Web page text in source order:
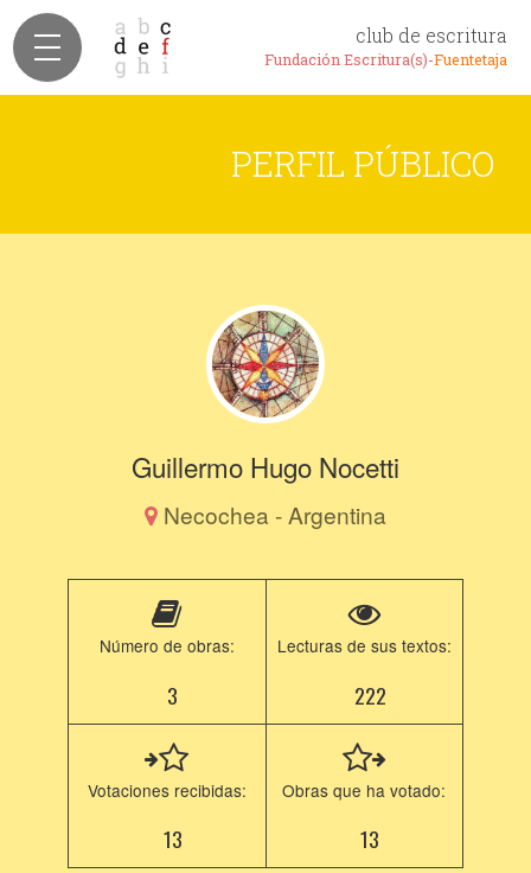
club de escritura
Fundación Escritura(s)-Fuentetaja
PERFIL PÚBLICO
Guillermo Hugo Nocetti
Necochea - Argentina
Número de obras:
3
Lecturas de sus textos:
222
Votaciones recibidas:
13
Obras que ha votado:
13